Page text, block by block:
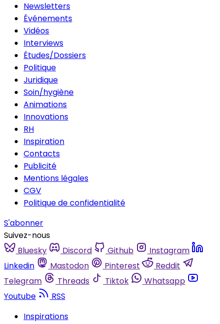
Newsletters
Événements
Vidéos
Interviews
Études/Dossiers
Politique
Juridique
Soin/hygiène
Animations
Innovations
RH
Inspiration
Contacts
Publicité
Mentions légales
CGV
Politique de confidentialité
S'abonner
Suivez-nous
Bluesky
Discord Github
Instagram
Linkedin
Mastodon Pinterest
Reddit
Telegram
Threads Tiktok
Whatsapp
Youtube
RSS
Inspirations